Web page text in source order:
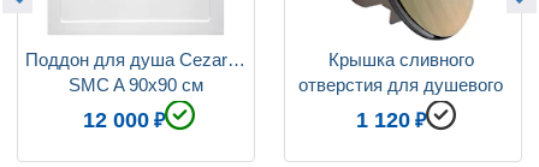
Поддон для душа Cezares
SMC A 90x90 см
12 000
Крышка сливного
отверстия для душевого
поддона Cezares TRAY-
COVER-BR
1 120